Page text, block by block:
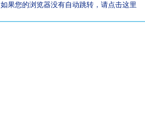
如果您的浏览器没有自动跳转，请点击这里